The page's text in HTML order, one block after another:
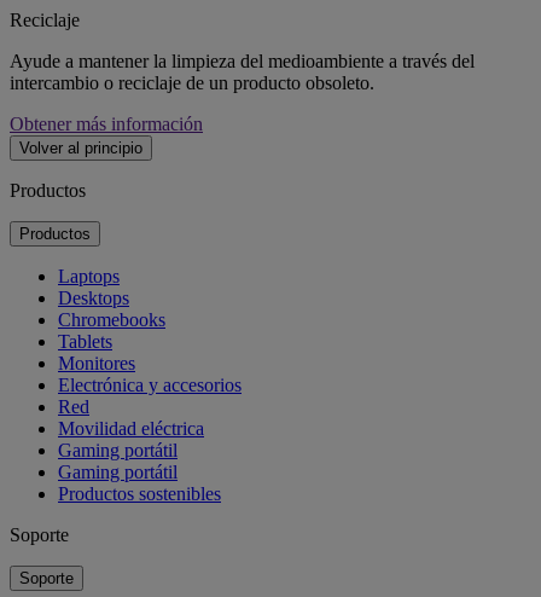
Reciclaje
Ayude a mantener la limpieza del medioambiente a través del
intercambio o reciclaje de un producto obsoleto.
Obtener más información
Volver al principio
Productos
Productos
Laptops
Desktops
Chromebooks
Tablets
Monitores
Electrónica y accesorios
Red
Movilidad eléctrica
Gaming portátil
Gaming portátil
Productos sostenibles
Soporte
Soporte